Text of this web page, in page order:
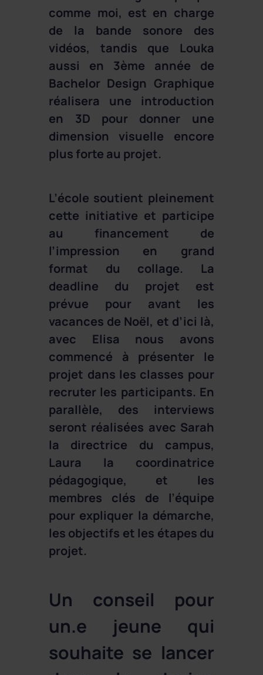
comme moi, est en charge
de la bande sonore des
vidéos, tandis que Louka
aussi en 3ème année de
Bachelor Design Graphique
réalisera une introduction
en 3D pour donner une
dimension visuelle encore
plus forte au projet.
L’école soutient pleinement
cette initiative et participe
au financement de
l’impression en grand
format du collage. La
deadline du projet est
prévue pour avant les
vacances de Noël, et d’ici là,
avec Elisa nous avons
commencé à présenter le
projet dans les classes pour
recruter les participants. En
parallèle, des interviews
seront réalisées avec Sarah
la directrice du campus,
Laura la coordinatrice
pédagogique, et les
membres clés de l’équipe
pour expliquer la démarche,
les objectifs et les étapes du
projet.
Un conseil pour
un.e jeune qui
souhaite se lancer